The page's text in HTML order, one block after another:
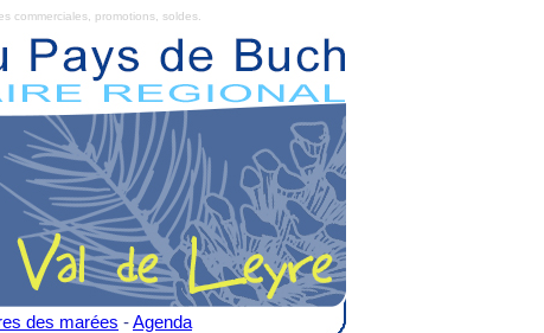
commerciales, promotions, soldes.
des marées -Agenda